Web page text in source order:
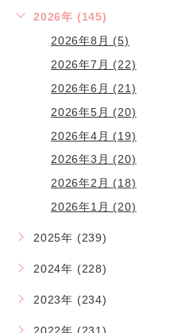
2026年 (145)
2026年8月 (5)
2026年7月 (22)
2026年6月 (21)
2026年5月 (20)
2026年4月 (19)
2026年3月 (20)
2026年2月 (18)
2026年1月 (20)
2025年 (239)
2024年 (228)
2023年 (234)